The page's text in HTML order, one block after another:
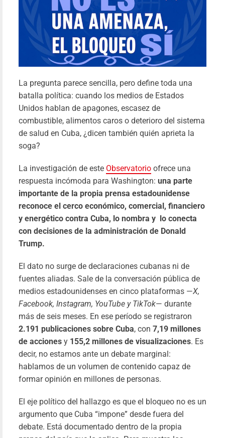
La pregunta parece sencilla, pero define toda una
batalla política: cuando los medios de Estados
Unidos hablan de apagones, escasez de
combustible, alimentos caros o deterioro del sistema
de salud en Cuba, ¿dicen también quién aprieta la
soga?
La investigación de este Observatorio ofrece una
respuesta incómoda para Washington: una parte
importante de la propia prensa estadounidense
reconoce el cerco económico, comercial, financiero
y energético contra Cuba, lo nombra y lo conecta
con decisiones de la administración de Donald
Trump.
El dato no surge de declaraciones cubanas ni de
fuentes aliadas. Sale de la conversación pública de
medios estadounidenses en cinco plataformas —X,
Facebook, Instagram, YouTube y TikTok— durante
más de seis meses. En ese período se registraron
2.191 publicaciones sobre Cuba, con 7,19 millones
de acciones y 155,2 millones de visualizaciones. Es
decir, no estamos ante un debate marginal:
hablamos de un volumen de contenido capaz de
formar opinión en millones de personas.
El eje político del hallazgo es que el bloqueo no es un
argumento que Cuba “impone” desde fuera del
debate. Está documentado dentro de la propia
La
sí sabe
Cuba no es
Informan